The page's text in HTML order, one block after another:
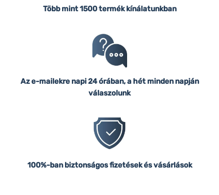
Több mint 1500 termék kínálatunkban
Az e-mailekre napi 24 órában, a hét minden napján
válaszolunk
100%-ban biztonságos fizetések és vásárlások